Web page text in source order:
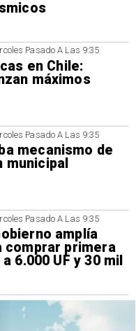
Pasado A Las 9:35
en Chile:
máximos
Pasado A Las 9:35
mecanismo de
municipal
Pasado A Las 9:35
amplía
comprar primera
6.000 UF y 30 mil